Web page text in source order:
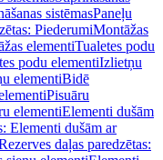
sistēmasPaneļu
PiederumiMontāžas
elementiTualetes podu
podu elementiIzlietņu
elementiBidē
Pisuāru
elementiElementi dušām
Elementi dušām ar
daļas paredzētas: